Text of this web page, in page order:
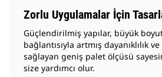
Zorlu Uygulamalar İçin
Güçlendirilmiş yapılar, büyük
bağlantısıyla artmış dayanıklılık
sağlayan geniş palet ölçüsü
size yardımcı olur.